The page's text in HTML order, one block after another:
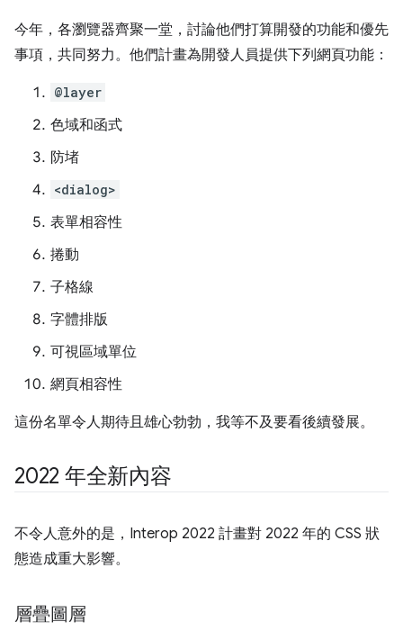
今年，各瀏覽器齊聚一堂，討論他們打算開發的功能和優先
事項，共同努力。他們計畫為開發人員提供下列網頁功能：
@layer
色域和函式
防堵
<dialog>
表單相容性
捲動
子格線
字體排版
可視區域單位
網頁相容性
這份名單令人期待且雄心勃勃，我等不及要看後續發展。
2022 年全新內容
不令人意外的是，Interop 2022 計畫對 2022 年的 CSS 狀
態造成重大影響。
層疊圖層